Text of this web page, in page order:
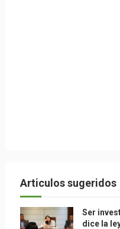
Articulos sugeridos
Ser
dice la